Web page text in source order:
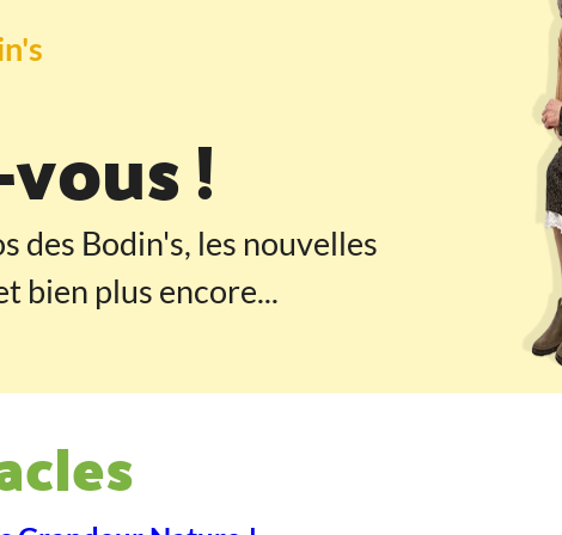
au pied de page
!
des Bodin's, les nouvelles
bien plus encore...